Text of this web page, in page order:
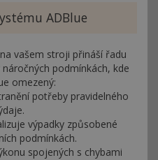
ADBlue
vašem stroji přináší řadu
podmínkách, kde
omezený:
potřeby pravidelného
výpadky způsobené
podmínkách.
spojených s chybami